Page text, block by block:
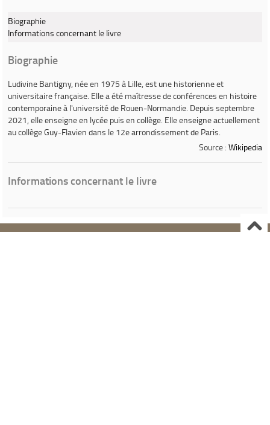
Biographie
Informations concernant le livre
Biographie
Ludivine Bantigny, née en 1975 à Lille, est une historienne et
universitaire française. Elle a été maîtresse de conférences en histoire
contemporaine à l'université de Rouen-Normandie. Depuis septembre
2021, elle enseigne en lycée puis en collège. Elle enseigne actuellement
au collège Guy-Flavien dans le 12e arrondissement de Paris.
Source : Wikipedia
Informations concernant le livre